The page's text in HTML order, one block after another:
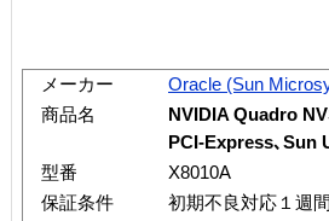
メーカー
Oracle (Sun
商品名
NVIDIA Quadro
PCI-Express､Sun
型番
X8010A
保証条件
初期不良対応１週